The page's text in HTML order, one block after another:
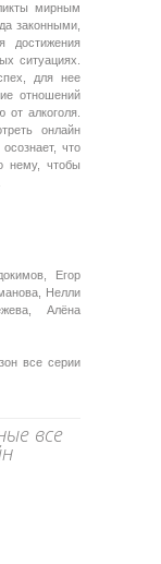
мирным
законными,
достижения
ситуациях.
для нее
отношений
алкоголя.
онлайн
что
нему, чтобы
Егор
Нелли
Алёна
все серии
все